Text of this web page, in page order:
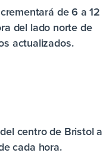
de 6 a 12
del lado norte de
actualizados.
centro de Bristol a
cada hora.